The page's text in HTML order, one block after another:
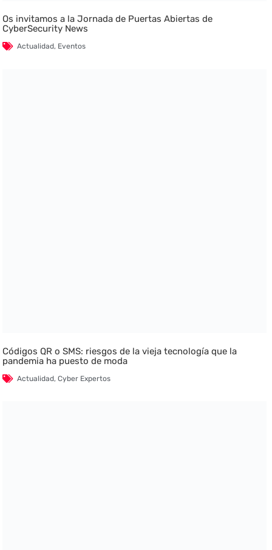
Os invitamos a la Jornada de Puertas Abiertas de
CyberSecurity News
Actualidad, Eventos
Códigos QR o SMS: riesgos de la vieja tecnología que la
pandemia ha puesto de moda
Actualidad,Cyber Expertos